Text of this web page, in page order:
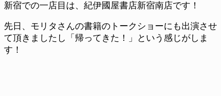
新宿での一店目は、紀伊國屋書店新宿南店です！
先日、モリタさんの書籍のトークショーにも出演させ
て頂きましたし「帰ってきた！」という感じがしま
す！